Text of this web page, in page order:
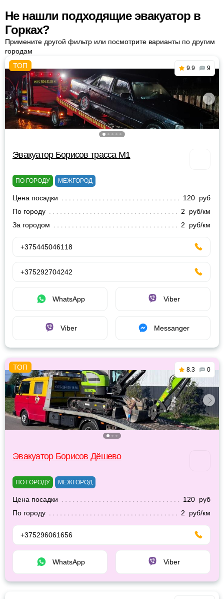
Не нашли подходящие эвакуатор в
Горках?
Примените другой фильтр или посмотрите варианты по другим
городам
9.9 9
Эвакуатор Борисов трасса М1
ПО ГОРОДУ МЕЖГОРОД
Цена посадки
120 руб
По городу
2 руб/км
За городом
2 руб/км
+375445046118
+375292704242
WhatsApp Viber
Viber Messanger
8.3 0
Эвакуатор Борисов Дёшево
ПО ГОРОДУ МЕЖГОРОД
Цена посадки
120 руб
По городу
2 руб/км
+375296061656
WhatsApp Viber